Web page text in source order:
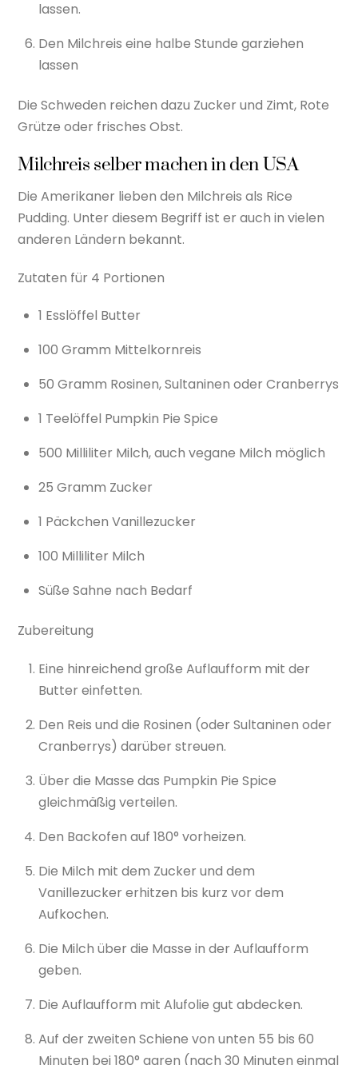
lassen.
Den Milchreis eine halbe Stunde garziehen
lassen
Die Schweden reichen dazu Zucker und Zimt, Rote
Grütze oder frisches Obst.
Milchreis selber machen in den USA
Die Amerikaner lieben den Milchreis als Rice
Pudding. Unter diesem Begriff ist er auch in vielen
anderen Ländern bekannt.
Zutaten für 4 Portionen
1 Esslöffel Butter
100 Gramm Mittelkornreis
50 Gramm Rosinen, Sultaninen oder Cranberrys
1 Teelöffel Pumpkin Pie Spice
500 Milliliter Milch, auch vegane Milch möglich
25 Gramm Zucker
1 Päckchen Vanillezucker
100 Milliliter Milch
Süße Sahne nach Bedarf
Zubereitung
Eine hinreichend große Auflaufform mit der
Butter einfetten.
Den Reis und die Rosinen (oder Sultaninen oder
Cranberrys) darüber streuen.
Über die Masse das Pumpkin Pie Spice
gleichmäßig verteilen.
Den Backofen auf 180° vorheizen.
Die Milch mit dem Zucker und dem
Vanillezucker erhitzen bis kurz vor dem
Aufkochen.
Die Milch über die Masse in der Auflaufform
geben.
Die Auflaufform mit Alufolie gut abdecken.
Auf der zweiten Schiene von unten 55 bis 60
Minuten bei 180° garen (nach 30 Minuten einmal